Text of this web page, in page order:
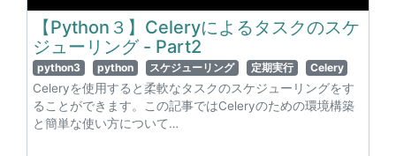
【Python３】Celeryによるタスクのスケ
ジューリング - Part2
python3 python スケジューリング 定期実行 Celery
Celeryを使用すると柔軟なタスクのスケジューリングをす
ることができます。この記事ではCeleryのための環境構築
と簡単な使い方について…